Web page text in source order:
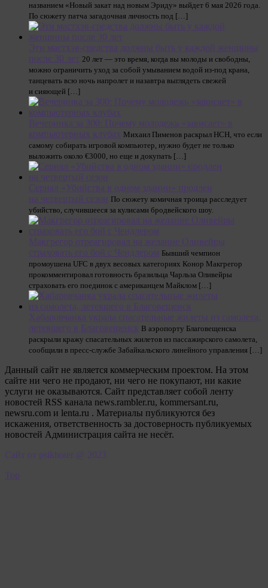
названием «Новый закат над новым Эриду» выйдет 6 мая 2026 года.
По сюжету патча загадочная личность под […]
Эти мастхэв-средства должны быть у каждой женщины
после 30 лет 20 лет — это время, когда вы молоды и свободны,
можно ограничить уход за собой умыванием водой из-под крана,
танцевать всю ночь напролет и назавтра выглядеть свежей
и сияющей […]
Вечеринка за 300: Почему молодежь «зависает» в
компьютерных клубах Михаил Пименов раскрыл НСН, что если
самому собирать игровой компьютер, нужно будет не только
выложить около €3000, но еще и докупать […]
Сериал «Убийства в одном здании» продлен
на четвертый сезон По сюжету комичная троица расследует
убийство, случившееся за кулисами бродвейского шоу.
Макгрегор отреагировал на желание Оливейры
страховать его бой с Чендлером Бывший чемпион
промоушена UFC в двух весовых категориях Конор Макгрегор
прокомментировал готовность бразильца Чарльза Оливейры
страховать его поединок с американцем Майклом […]
Хабаровчанка украла спасательные жилеты из самолета,
летевшего в Благовещенск В аэропорту Благовещенска
раскрыли кражу спасательных жилетов из пассажирского самолета,
сообщили в пресс-службе Забайкальского линейного управления […]
Данный сайт не является коммерческим проектом. На этом
сайте ни чего не продают, ни чего не покупают, ни какие
услуги не оказываются. Сайт представляет собой ленту
новостей RSS канала news.rambler.ru, kommersant.ru,
newsru.com и lenta.ru . Материалы публикуются без
искажения, ответственность за достоверность публикуемых
новостей Администрация сайта не несёт.
Сайт от psikhoter @ 2023
Top